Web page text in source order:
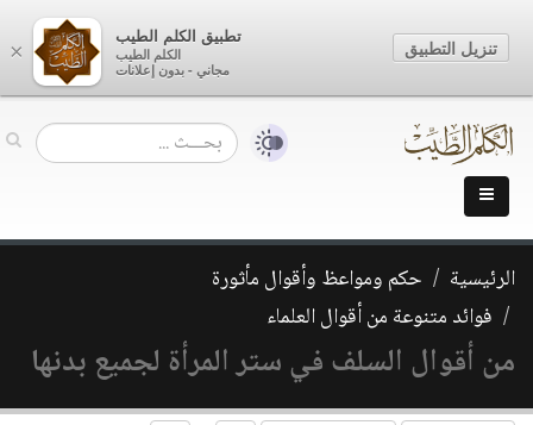
الرئيسية
حكم ومواعظ وأقوال مأثورة
فوائد متنوعة من أقوال العلماء
من أقوال السلف في ستر المرأة لجميع بدنها
×
تطبيق الكلم الطيب
الكلم الطيب
مجاني - بدون إعلانات
تنزيل التطبيق